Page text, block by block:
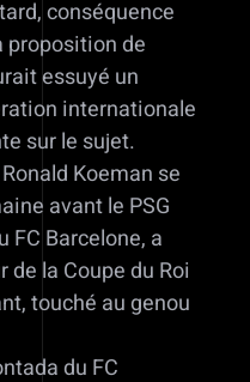
conséquence
proposition de
essuyé un
internationale
sur le sujet.
Koeman se
avant le PSG
FC Barcelone, a
la Coupe du Roi
touché au genou
du FC